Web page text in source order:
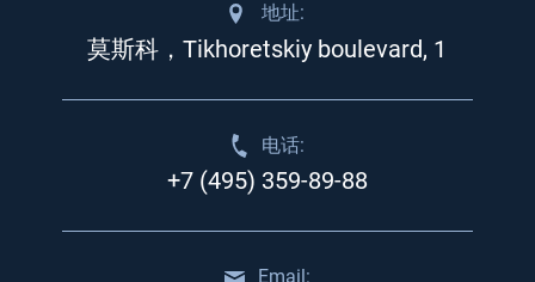
地址:
莫斯科，Tikhoretskiy boulevard, 1
电话:
+7 (495) 359-89-88
Email: